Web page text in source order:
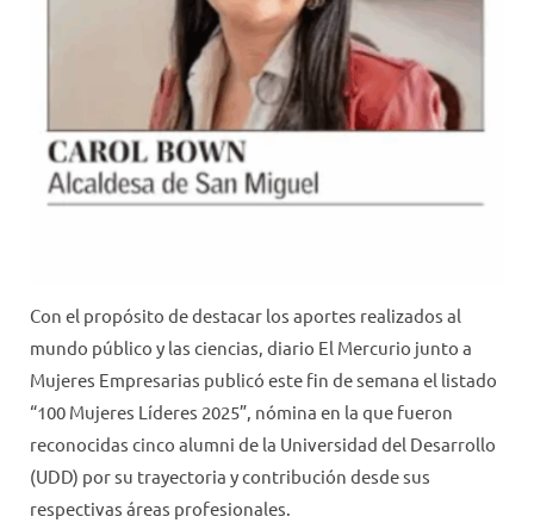
Con el propósito de destacar los aportes realizados al
mundo público y las ciencias, diario El Mercurio junto a
Mujeres Empresarias publicó este fin de semana el listado
“100 Mujeres Líderes 2025”, nómina en la que fueron
reconocidas cinco alumni de la Universidad del Desarrollo
(UDD) por su trayectoria y contribución desde sus
respectivas áreas profesionales.